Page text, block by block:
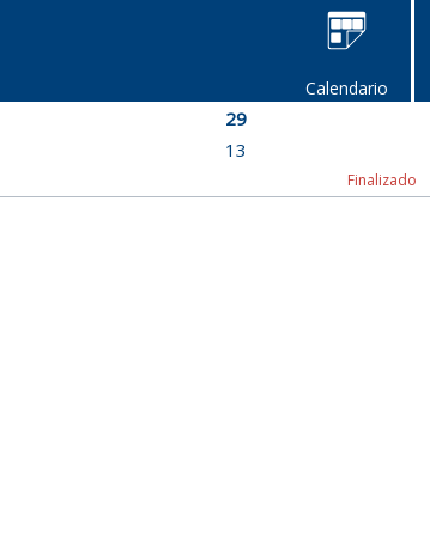
Calendario
29
13
Finalizado